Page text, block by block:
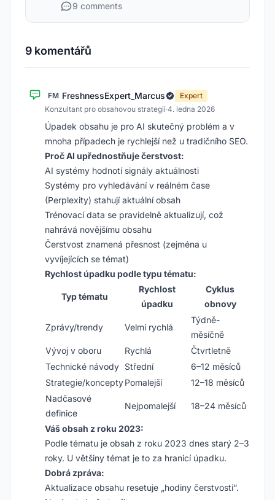
9 comments
9 komentářů
FM FreshnessExpert_Marcus
Expert
Konzultant pro obsahovou strategii·4. ledna 2026
Úpadek obsahu je pro AI skutečný problém a v
mnoha případech je rychlejší než u tradičního SEO.
Proč AI upřednostňuje čerstvost:
AI systémy hodnotí signály aktuálnosti
Systémy pro vyhledávání v reálném čase
(Perplexity) stahují aktuální obsah
Trénovací data se pravidelně aktualizují, což
nahrává novějšímu obsahu
Čerstvost znamená přesnost (zejména u
vyvíjejících se témat)
Rychlost úpadku podle typu tématu:
Typ tématu
Rychlost
úpadku
Cyklus
obnovy
Zprávy/trendy Velmi rychlá
Týdně-
měsíčně
Vývoj v oboru
Rychlá
Čtvrtletně
Technické návody Střední
6–12 měsíců
Strategie/konceptyPomalejší
12–18 měsíců
Nadčasové
definice
Nejpomalejší 18–24 měsíců
Váš obsah z roku 2023:
Podle tématu je obsah z roku 2023 dnes starý 2–3
roky. U většiny témat je to za hranicí úpadku.
Dobrá zpráva:
Aktualizace obsahu resetuje „hodiny čerstvosti“.